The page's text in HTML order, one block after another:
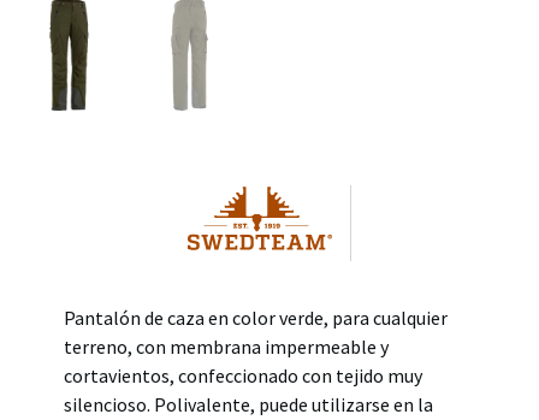
Pantalón de caza en color verde, para cualquier
terreno, con membrana impermeable y
cortavientos, confeccionado con tejido muy
silencioso. Polivalente, puede utilizarse en la